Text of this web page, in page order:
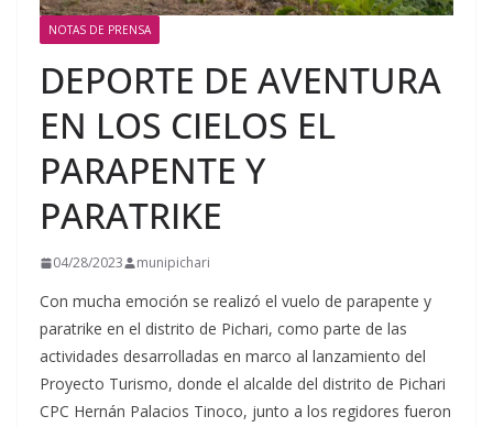
NOTAS DE PRENSA
DEPORTE DE AVENTURA
EN LOS CIELOS EL
PARAPENTE Y
PARATRIKE
04/28/2023 munipichari
Con mucha emoción se realizó el vuelo de parapente y
paratrike en el distrito de Pichari, como parte de las
actividades desarrolladas en marco al lanzamiento del
Proyecto Turismo, donde el alcalde del distrito de Pichari
CPC Hernán Palacios Tinoco, junto a los regidores fueron